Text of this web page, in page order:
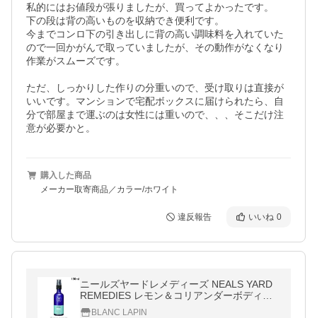
私的にはお値段が張りましたが、買ってよかったです。
下の段は背の高いものを収納でき便利です。
今までコンロ下の引き出しに背の高い調味料を入れていた
ので一回かがんで取っていましたが、その動作がなくなり
作業がスムーズです。
ただ、しっかりした作りの分重いので、受け取りは直接が
いいです。マンションで宅配ボックスに届けられたら、自
分で部屋まで運ぶのは女性には重いので、、、そこだけ注
購入した商品
メーカー取寄商品／カラー/ホワイト
違反報告 いいね 0
ニールズヤードレメディーズ NEALS YARD
REMEDIES レモン＆コリアンダーボディス
プレー 100ml ボディケア/その他 [006777]
BLANC LAPIN